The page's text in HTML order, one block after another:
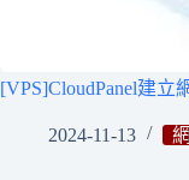
[VPS]CloudPanel建立
2024-11-13